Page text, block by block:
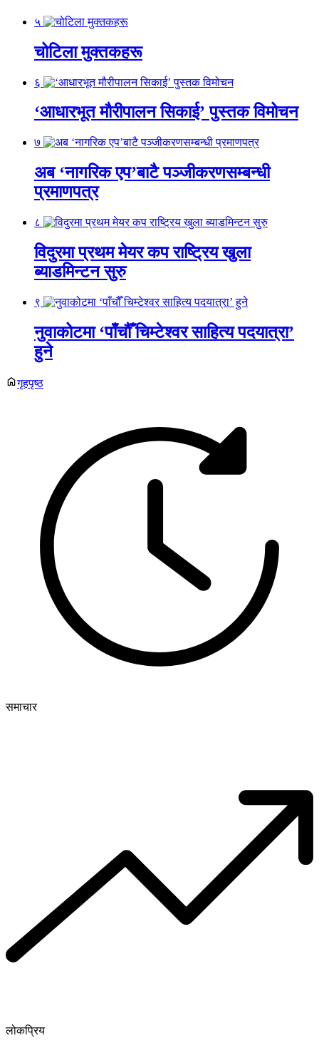
५
चोटिला मुक्तकहरू
६
‘आधारभूत मौरीपालन सिकाई’ पुस्तक विमोचन
७
अब ‘नागरिक एप’बाटै पञ्जीकरणसम्बन्धी
प्रमाणपत्र
८
विदुरमा प्रथम मेयर कप राष्ट्रिय खुला
ब्याडमिन्टन सुरु
९
नुवाकोटमा ‘पाँचौँ चिम्टेश्वर साहित्य पदयात्रा’
हुने
गृहपृष्ठ
समाचार
लोकप्रिय